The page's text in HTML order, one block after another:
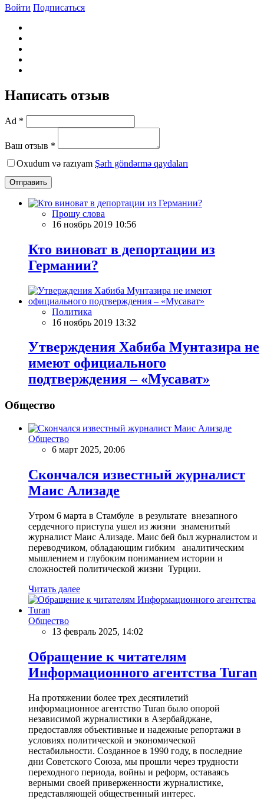
Войти Подписаться
Написать отзыв
Ad *
Ваш отзыв *
Oxudum və razıyam Şərh göndərmə qaydaları
Отправить
Прошу слова
16 ноябрь 2019 10:56
Кто виноват в депортации из
Германии?
Политика
16 ноябрь 2019 13:32
Утверждения Хабиба Мунтазира не
имеют официального
подтверждения – «Мусават»
Общество
Общество
6 март 2025, 20:06
Скончался известный журналист
Маис Ализаде
Утром 6 марта в Стамбуле в результате внезапного
сердечного приступа ушел из жизни знаменитый
журналист Маис Ализаде. Маис бей был журналистом и
переводчиком, обладающим гибким аналитическим
мышлением и глубоким пониманием истории и
сложностей политической жизни Турции.
Читать далее
Общество
13 февраль 2025, 14:02
Обращение к читателям
Информационного агентства Turan
На протяжении более трех десятилетий
информационное агентство Turan было опорой
независимой журналистики в Азербайджане,
предоставляя объективные и надежные репортажи в
условиях политической и экономической
нестабильности. Созданное в 1990 году, в последние
дни Советского Союза, мы прошли через трудности
переходного периода, войны и реформ, оставаясь
верными своей приверженности журналистике,
представляющей общественный интерес.